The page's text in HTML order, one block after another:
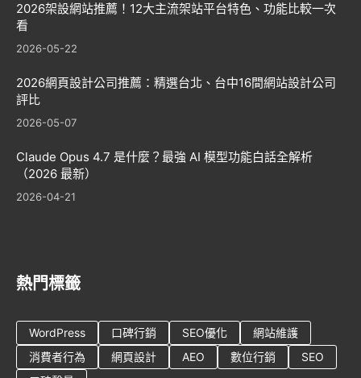
2026架設網站推薦！12大主流架站平台特色、功能比較一次
看
2026-05-22
2026網頁設計公司推薦：精選台北、台中16間網站設計公司
評比
2026-05-07
Claude Opus 4.7 是什麼？最強 AI 模型功能白話全解析
（2026 最新）
2026-04-21
熱門標籤
WordPress 口碑行銷 SEO優化
網站維護
消費者行為
網頁設計 AEO 數位行銷
SEO